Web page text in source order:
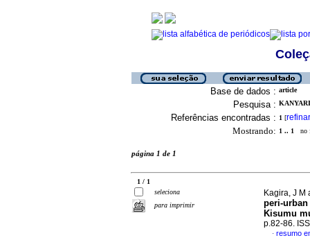
Base de dados : article
Pesquisa :
Referências encontradas : 1 [refinar
Mostrando: 1 .. 1 no
página 1 de 1
1 / 1
seleciona
para imprimir
Kagira, J M
peri-
Kisumu
p.82-86.
· resumo